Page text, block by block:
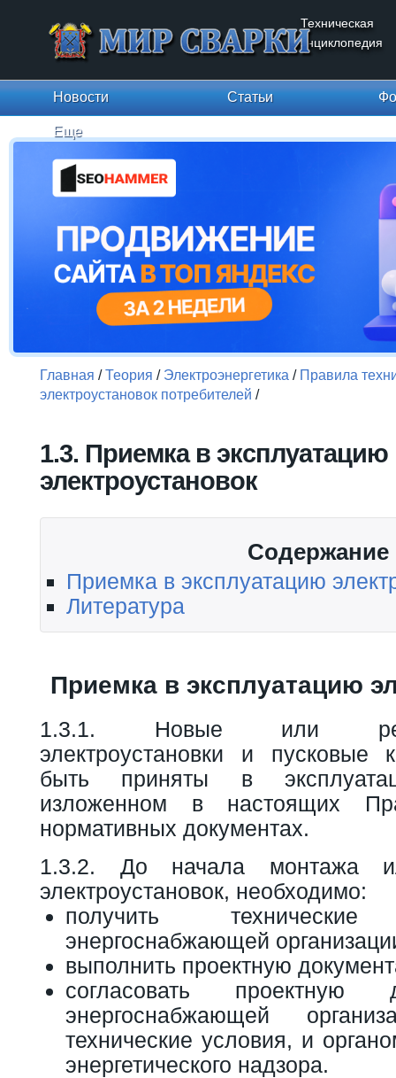
Техническая
энциклопедия
Новости Статьи
Еще
Вы здесь
Главная /Теория / Электроэнергетика / Правила
электроустановок потребителей /
1.3. Приемка в эксплуатацию
электроустановок
Содержание
Приемка в эксплуатацию
Литература
Приемка в эксплуатацию
1.3.1. Новые или
электроустановки и пусковые
быть приняты в
изложенном в настоящих
нормативных документах.
1.3.2. До начала монтажа
электроустановок, необходимо:
получить
энергоснабжающей
выполнить проектную
согласовать проектную
энергоснабжающей
технические условия, и
энергетического надзора.